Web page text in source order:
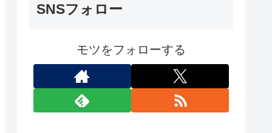
SNSフォロー
モツをフォローする